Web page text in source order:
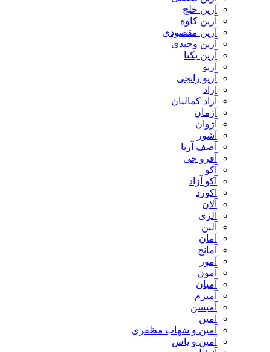
آرین خلج
آرین کاوه
آرین مقصودی
آرین وحیدی
آرین یکتا
آریو
آریو رایجی
آزاد
آزاد کمالیان
آژمان
آژوان
آشور
آصف آریا
آفرو جی
آکو
آکو آزاد
آکورد
آلان
آلزی
آلین
آمان
آمانج
آمور
آمون
آمیان
آمیرم
آمیسن
آمین
آمین و شهاب مظفری
آمین و یاس